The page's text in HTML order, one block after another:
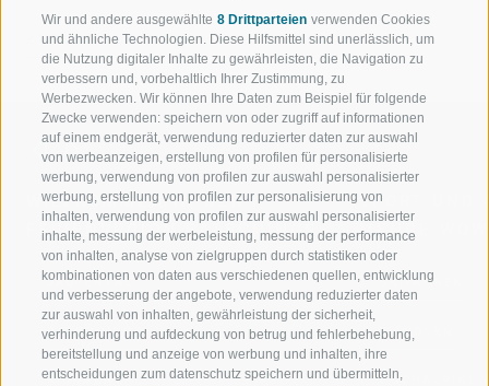
Wir und andere ausgewählte 8 Drittparteien verwenden Cookies
und ähnliche Technologien. Diese Hilfsmittel sind unerlässlich, um
die Nutzung digitaler Inhalte zu gewährleisten, die Navigation zu
verbessern und, vorbehaltlich Ihrer Zustimmung, zu
Werbezwecken. Wir können Ihre Daten zum Beispiel für folgende
Zwecke verwenden: speichern von oder zugriff auf informationen
auf einem endgerät, verwendung reduzierter daten zur auswahl
von werbeanzeigen, erstellung von profilen für personalisierte
werbung, verwendung von profilen zur auswahl personalisierter
werbung, erstellung von profilen zur personalisierung von
inhalten, verwendung von profilen zur auswahl personalisierter
inhalte, messung der werbeleistung, messung der performance
von inhalten, analyse von zielgruppen durch statistiken oder
kombinationen von daten aus verschiedenen quellen, entwicklung
und verbesserung der angebote, verwendung reduzierter daten
zur auswahl von inhalten, gewährleistung der sicherheit,
verhinderung und aufdeckung von betrug und fehlerbehebung,
bereitstellung und anzeige von werbung und inhalten, ihre
entscheidungen zum datenschutz speichern und übermitteln,
ZURÜCK
WILLKOMMEN IN DER
FERIENREGION RATSCHINGS
JAUFENTAL
RATSCHINGS
RIDNAUNTAL
SPORT UND
MENGE
SKIFAHREN
WANDERN
HOCHALPINE